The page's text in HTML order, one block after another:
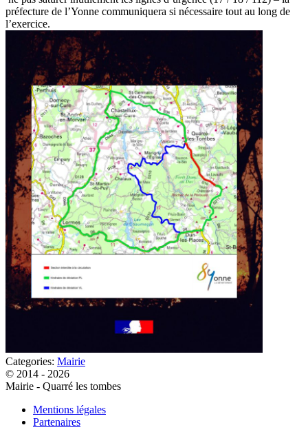
préfecture de l’Yonne communiquera si nécessaire tout au long de
l’exercice.
Categories: Mairie
© 2014 - 2026
Mairie - Quarré les tombes
Mentions légales
Partenaires